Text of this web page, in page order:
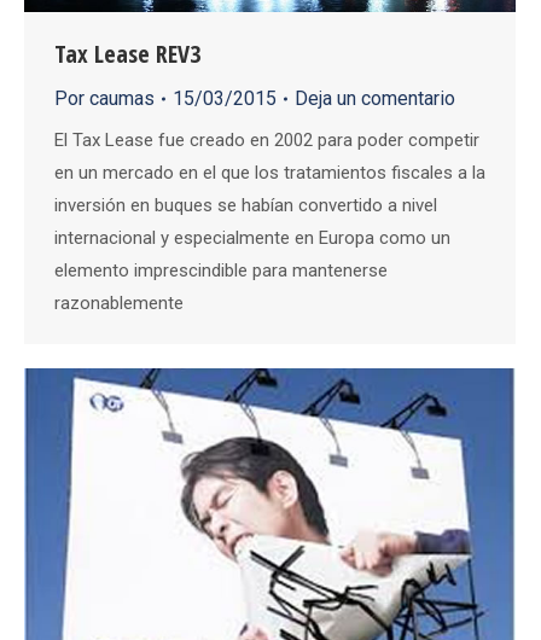
Tax Lease REV3
Por caumas 15/03/2015 Deja un comentario
El Tax Lease fue creado en 2002 para poder competir
en un mercado en el que los tratamientos fiscales a la
inversión en buques se habían convertido a nivel
internacional y especialmente en Europa como un
elemento imprescindible para mantenerse
razonablemente